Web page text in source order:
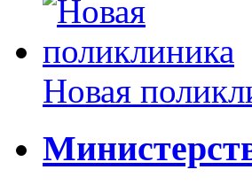
Новая